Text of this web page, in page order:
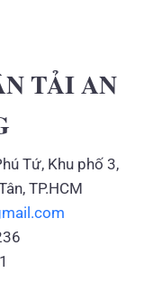
TẢI AN
Tứ, Khu phố 3,
TP.HCM